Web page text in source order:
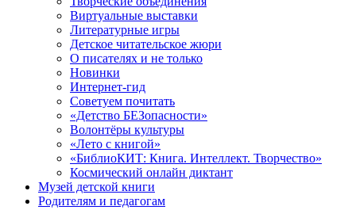
Виртуальные выставки
Литературные игры
Детское читательское жюри
О писателях и не только
Новинки
Интернет-гид
Советуем почитать
«Детство БЕЗопасности»
Волонтёры культуры
«Лето с книгой»
«БиблиоКИТ: Книга. Интеллект. Творчество»
Космический онлайн диктант
Музей детской книги
Родителям и педагогам